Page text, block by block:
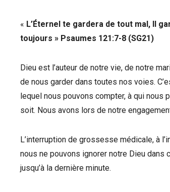
« L’Éternel te gardera de tout mal, Il
toujours » Psaumes 121:7-8 (SG21)
Dieu est l’auteur de notre vie, de notre
de nous garder dans toutes nos voies.
lequel nous pouvons compter, à qui nous
soit. Nous avons lors de notre
L’interruption de grossesse médicale, à
nous ne pouvons ignorer notre Dieu
jusqu’à la dernière minute.